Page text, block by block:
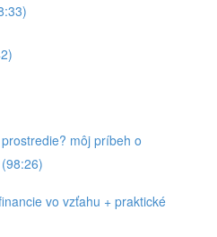
môj príbeh o
vo vzťahu + praktické